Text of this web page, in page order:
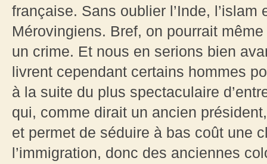
française. Sans oublier l’Inde,
Mérovingiens. Bref, on pourrait
un crime. Et nous en serions bien
livrent cependant certains hommes
à la suite du plus spectaculaire
qui, comme dirait un ancien
et permet de séduire à bas coût une
l’immigration, donc des anciennes